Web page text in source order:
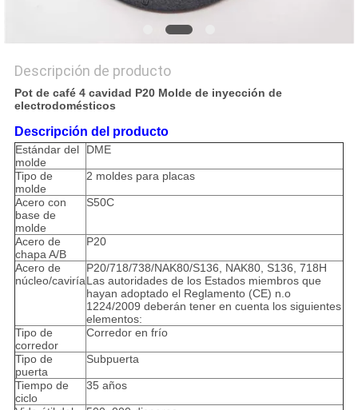
Descripción de producto
Pot de café 4 cavidad P20 Molde de inyección de
electrodomésticos
Descripción del producto
Estándar del
molde
DME
Tipo de
molde
2 moldes para placas
Acero con
base de
molde
S50C
Acero de
chapa A/B
P20
Acero de
núcleo/caviría
P20/718/738/NAK80/S136, NAK80, S136, 718H
Las autoridades de los Estados miembros que
hayan adoptado el Reglamento (CE) n.o
1224/2009 deberán tener en cuenta los siguientes
elementos:
Tipo de
corredor
Corredor en frío
Tipo de
puerta
Subpuerta
Tiempo de
ciclo
35 años